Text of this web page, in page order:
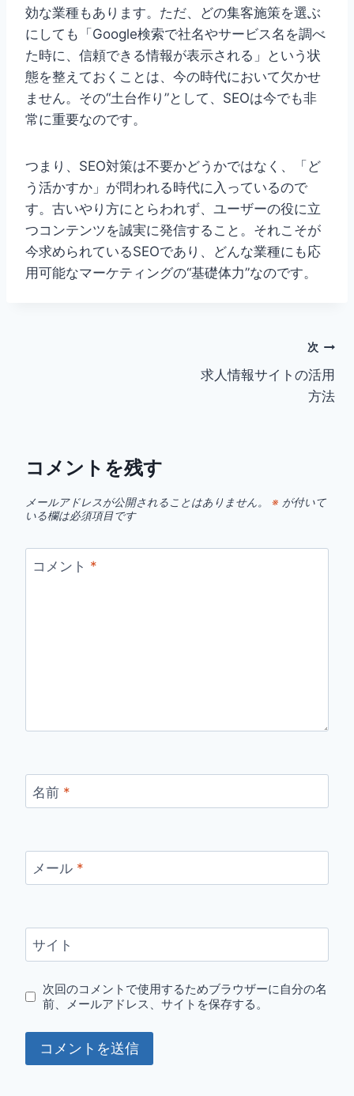
効な業種もあります。ただ、どの集客施策を選ぶ
にしても「Google検索で社名やサービス名を調べ
た時に、信頼できる情報が表示される」という状
態を整えておくことは、今の時代において欠かせ
ません。その“土台作り”として、SEOは今でも非
常に重要なのです。
つまり、SEO対策は不要かどうかではなく、「ど
う活かすか」が問われる時代に入っているので
す。古いやり方にとらわれず、ユーザーの役に立
つコンテンツを誠実に発信すること。それこそが
今求められているSEOであり、どんな業種にも応
用可能なマーケティングの“基礎体力”なのです。
ー
シ
次
求人情報サイトの活用
方法
コメントを残す
メールアドレスが公開されることはありません。 ※ が付いて
いる欄は必須項目です
コメント *
名前 *
メール *
サイト
次回のコメントで使用するためブラウザーに自分の名
前、メールアドレス、サイトを保存する。